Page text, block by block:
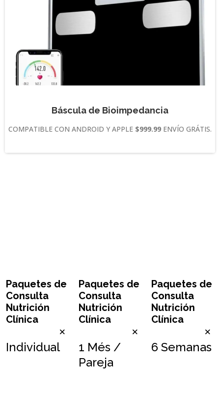
Báscula de Bioimpedancia
COMPATIBLE CON ANDROID Y APPLE $999.99 ENVÍO GRÁTIS.
Paquetes de
Consulta
Nutrición
Clínica
×
Individual
Paquetes de
Consulta
Nutrición
Clínica
×
1 Més /
Pareja
Paquetes de
Consulta
Nutrición
Clínica
×
6 Semanas